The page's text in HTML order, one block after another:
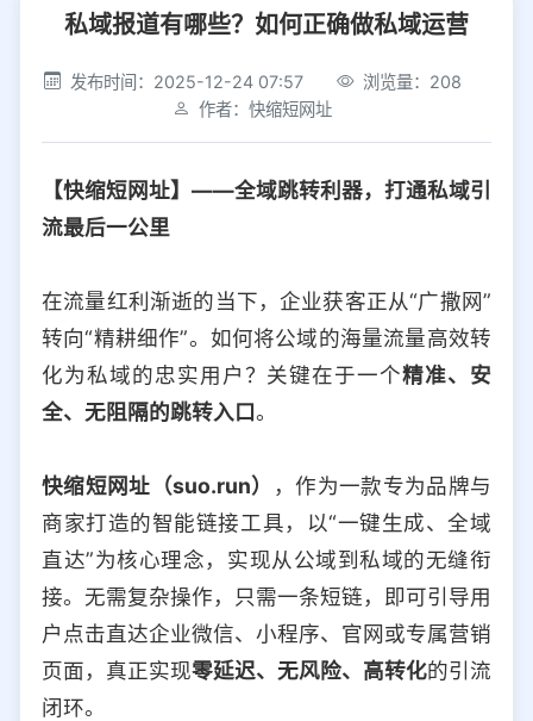
社交平台 电商平台
选择防红平台类型，避免链接被拦截
iOS Android
私域报道有哪些？如何正确做私域运营
发布时间：2025-12-24 07:57
浏览量：208
作者：快缩短网址
【快缩短网址】——全域跳转利器，打通私域引
流最后一公里
在流量红利渐逝的当下，企业获客正从“广撒网”
转向“精耕细作”。如何将公域的海量流量高效转
化为私域的忠实用户？关键在于一个精准、安
全、无阻隔的跳转入口。
快缩短网址（suo.run）
，作为一款专为品牌与
商家打造的智能链接工具，以“一键生成、全域
直达”为核心理念，实现从公域到私域的无缝衔
接。无需复杂操作，只需一条短链，即可引导用
户点击直达企业微信、小程序、官网或专属营销
页面，真正实现零延迟、无风险、高转化的引流
闭环。